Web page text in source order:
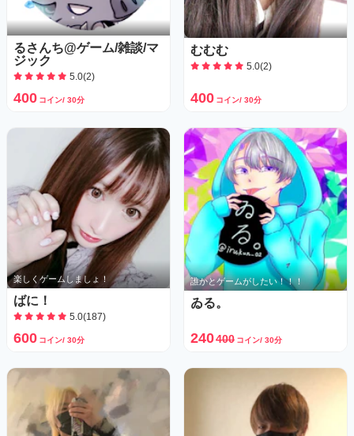
るさんち@ゲーム/雑談/マ
ジック
5.0(2)
400 コイン/ 30分
むむむ
5.0(2)
400 コイン/ 30分
楽しくゲームしましょ！
ばに！
5.0(187)
600 コイン/ 30分
誰かとゲームがしたい！！！
ゐる。
240400 コイン/ 30分